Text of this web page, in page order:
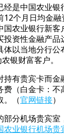
经是中国农业
12个月日均金
国农业银行新客
投资性金融产品
体以当地分行
银财富客户。
有贵宾卡而金
费（白金卡：
。（官网链接）
分机场贵宾室
农业银行机场贵